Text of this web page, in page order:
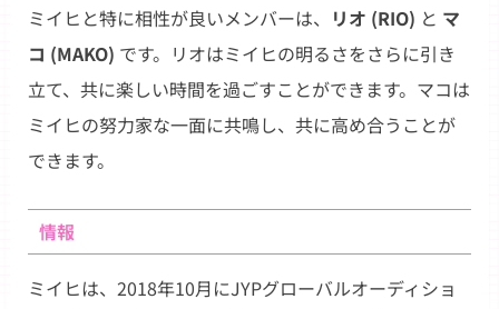
ミイヒと特に相性が良いメンバーは、 リオ (RIO) と マ
コ (MAKO) です。リオはミイヒの明るさをさらに引き
立て、共に楽しい時間を過ごすことができます。マコは
ミイヒの努力家な一面に共鳴し、共に高め合うことが
できます。
情報
ミイヒは、2018年10月にJYPグローバルオーディショ